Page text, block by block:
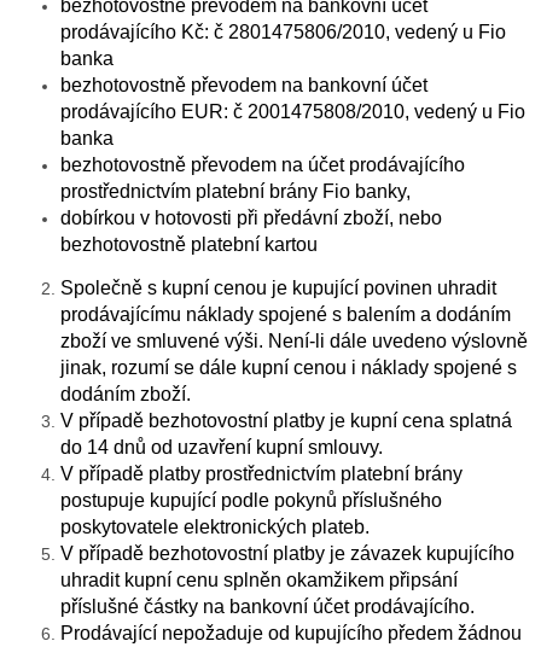
bezhotovostně převodem na bankovní účet
prodávajícího Kč: č 2801475806/2010, vedený u Fio
banka
bezhotovostně převodem na bankovní účet
prodávajícího EUR: č 2001475808/2010, vedený u Fio
banka
bezhotovostně převodem na účet prodávajícího
prostřednictvím platební brány Fio banky,
dobírkou v hotovosti při předávní zboží, nebo
bezhotovostně platební kartou
Společně s kupní cenou je kupující povinen uhradit
prodávajícímu náklady spojené s balením a dodáním
zboží ve smluvené výši. Není-li dále uvedeno výslovně
jinak, rozumí se dále kupní cenou i náklady spojené s
dodáním zboží.
V případě bezhotovostní platby je kupní cena splatná
do 14 dnů od uzavření kupní smlouvy.
V případě platby prostřednictvím platební brány
postupuje kupující podle pokynů příslušného
poskytovatele elektronických plateb.
V případě bezhotovostní platby je závazek kupujícího
uhradit kupní cenu splněn okamžikem připsání
příslušné částky na bankovní účet prodávajícího.
Prodávající nepožaduje od kupujícího předem žádnou